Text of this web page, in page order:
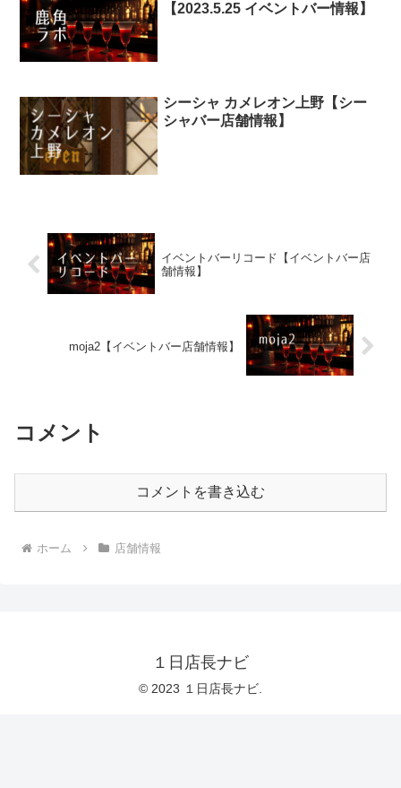
【2023.5.25 イベントバー情報】
シーシャ カメレオン上野【シー
シャバー店舗情報】
イベントバーリコード【イベントバー店
舗情報】
moja2【イベントバー店舗情報】
コメント
コメントを書き込む
ホーム 店舗情報
１日店長ナビ
© 2023 １日店長ナビ.